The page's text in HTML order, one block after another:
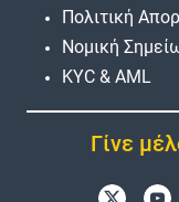
Πολιτική
Νομική
KYC & AML
Γίνε